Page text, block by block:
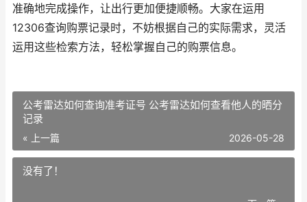
准确地完成操作，让出行更加便捷顺畅。大家在运用
12306查询购票记录时，不妨根据自己的实际需求，灵活
运用这些检索方法，轻松掌握自己的购票信息。
公考雷达如何查询准考证号 公考雷达如何查看他人的晒分
记录
« 上一篇 2026-05-28
没有了！